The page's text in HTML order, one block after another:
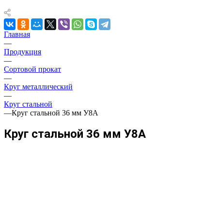
Главная
—
Продукция
—
Сортовой прокат
—
Круг металлический
—
Круг стальной
—Круг стальной 36 мм У8А
Круг стальной 36 мм У8А